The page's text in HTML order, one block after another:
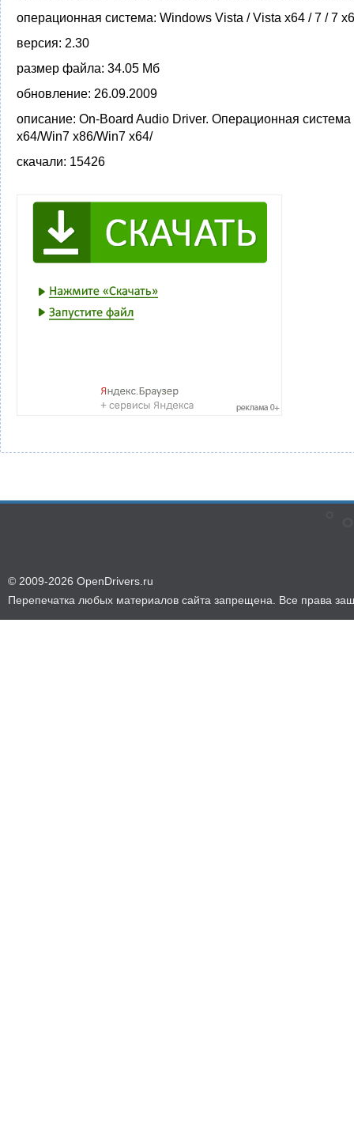
операционная система: Windows Vista / Vista x64 / 7 / 7
версия: 2.30
размер файла: 34.05 Мб
обновление: 26.09.2009
описание: On-Board Audio Driver. Операционная
x64/Win7 x86/Win7 x64/
скачали: 15426
© 2009-2026 OpenDrivers.ru
Перепечатка любых материалов сайта запрещена. Все права